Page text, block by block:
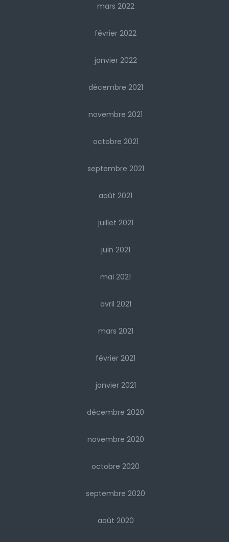
mars 2022
février 2022
janvier 2022
décembre 2021
novembre 2021
octobre 2021
septembre 2021
août 2021
juillet 2021
juin 2021
mai 2021
avril 2021
mars 2021
février 2021
janvier 2021
décembre 2020
novembre 2020
octobre 2020
septembre 2020
août 2020